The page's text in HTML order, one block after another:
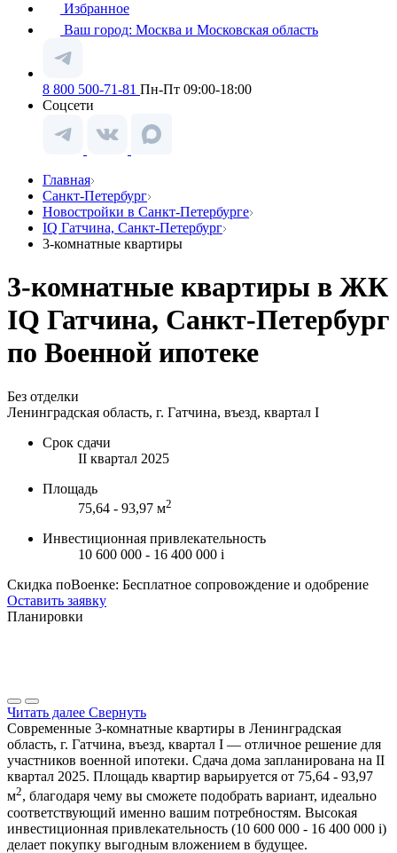
Избранное
Ваш город: Москва и Московская область
8 800 500-71-81 Пн-Пт 09:00-18:00
Соцсети
Главная
Санкт-Петербург
Новостройки в Санкт-Петербурге
IQ Гатчина, Санкт-Петербург
3-комнатные квартиры
3-комнатные квартиры в ЖК
IQ Гатчина, Санкт-Петербург
по Военной ипотеке
Без отделки
Ленинградская область, г. Гатчина, въезд, квартал I
Срок сдачи
II квартал 2025
Площадь
75,64 - 93,97 м2
Инвестиционная привлекательность
10 600 000 - 16 400 000 i
Скидка поВоенке: Бесплатное сопровождение и одобрение
Оставить заявку
Планировки
Читать далее Свернуть
Современные 3-комнатные квартиры в Ленинградская
область, г. Гатчина, въезд, квартал I — отличное решение для
участников военной ипотеки. Сдача дома запланирована на II
квартал 2025. Площадь квартир варьируется от 75,64 - 93,97
м2, благодаря чему вы сможете подобрать вариант, идеально
соответствующий именно вашим потребностям. Высокая
инвестиционная привлекательность (10 600 000 - 16 400 000 i)
делает покупку выгодным вложением в будущее.